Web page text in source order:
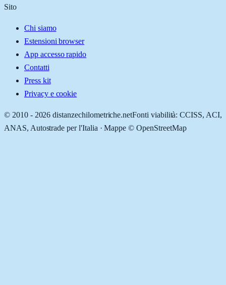
Sito
Chi siamo
Estensioni browser
App accesso rapido
Contatti
Press kit
Privacy e cookie
© 2010 - 2026 distanzechilometriche.netFonti viabilità: CCISS, ACI,
ANAS, Autostrade per l'Italia · Mappe © OpenStreetMap